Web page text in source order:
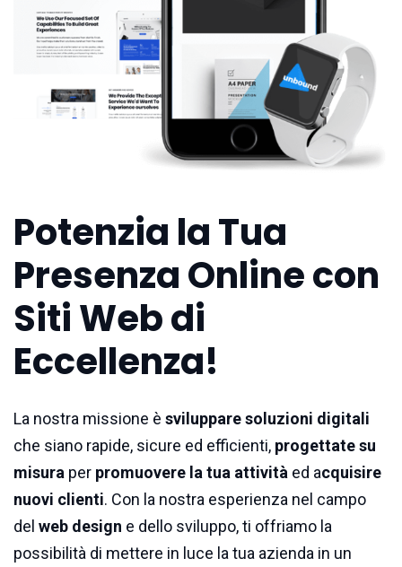
Potenzia la Tua
Presenza Online con
Siti Web di
Eccellenza!
La nostra missione è sviluppare soluzioni digitali
che siano rapide, sicure ed efficienti, progettate su
misura per promuovere la tua attività ed acquisire
nuovi clienti. Con la nostra esperienza nel campo
del web design e dello sviluppo, ti offriamo la
possibilità di mettere in luce la tua azienda in un